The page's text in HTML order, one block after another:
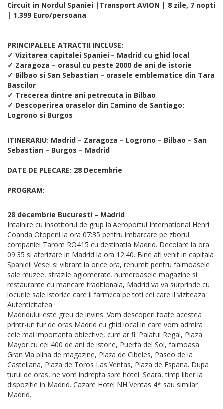
Circuit in Nordul Spaniei |Transport AVION | 8 zile, 7 nopti
| 1.399 Euro/persoana
PRINCIPALELE ATRACTII INCLUSE:
✓ Vizitarea capitalei Spaniei – Madrid cu ghid local
✓ Zaragoza – orasul cu peste 2000 de ani de istorie
✓ Bilbao si San Sebastian – orasele emblematice din Tara
Bascilor
✓ Trecerea dintre ani petrecuta in Bilbao
✓ Descoperirea oraselor din Camino de Santiago:
Logrono si Burgos
ITINERARIU: Madrid – Zaragoza – Logrono – Bilbao – San
Sebastian – Burgos – Madrid
DATE DE PLECARE: 28 Decembrie
PROGRAM:
28 decembrie Bucuresti – Madrid
Intalnire cu insotitorul de grup la Aeroportul International Henri
Coanda Otopeni la ora 07:35 pentru imbarcare pe zborul
companiei Tarom RO415 cu destinatia Madrid. Decolare la ora
09:35 si aterizare in Madrid la ora 12:40. Bine ati venit in capitala
Spaniei! Vesel si vibrant la orice ora, renumit pentru faimoasele
sale muzee, strazile aglomerate, numeroasele magazine si
restaurante cu mancare traditionala, Madrid va va surprinde cu
locurile sale istorice care ii farmeca pe toti cei care il viziteaza.
Autenticitatea
Madridului este greu de invins. Vom descoperi toate acestea
printr-un tur de oras Madrid cu ghid local in care vom admira
cele mai importanta obiective, cum ar fi: Palatul Regal, Plaza
Mayor cu cei 400 de ani de istorie, Puerta del Sol, faimoasa
Gran Via plina de magazine, Plaza de Cibeles, Paseo de la
Castellana, Plaza de Toros Las Ventas, Plaza de Espana. Dupa
turul de oras, ne vom indrepta spre hotel. Seara, timp liber la
dispozitie in Madrid. Cazare Hotel NH Ventas 4* sau similar
Madrid.